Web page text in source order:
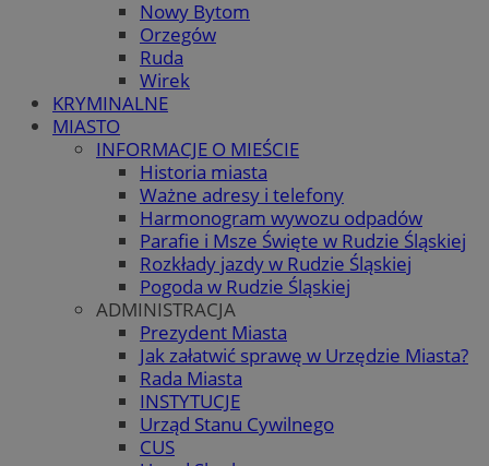
Nowy Bytom
Orzegów
Ruda
Wirek
KRYMINALNE
MIASTO
INFORMACJE O MIEŚCIE
Historia miasta
Ważne adresy i telefony
Harmonogram wywozu odpadów
Parafie i Msze Święte w Rudzie Śląskiej
Rozkłady jazdy w Rudzie Śląskiej
Pogoda w Rudzie Śląskiej
ADMINISTRACJA
Prezydent Miasta
Jak załatwić sprawę w Urzędzie Miasta?
Rada Miasta
INSTYTUCJE
Urząd Stanu Cywilnego
CUS